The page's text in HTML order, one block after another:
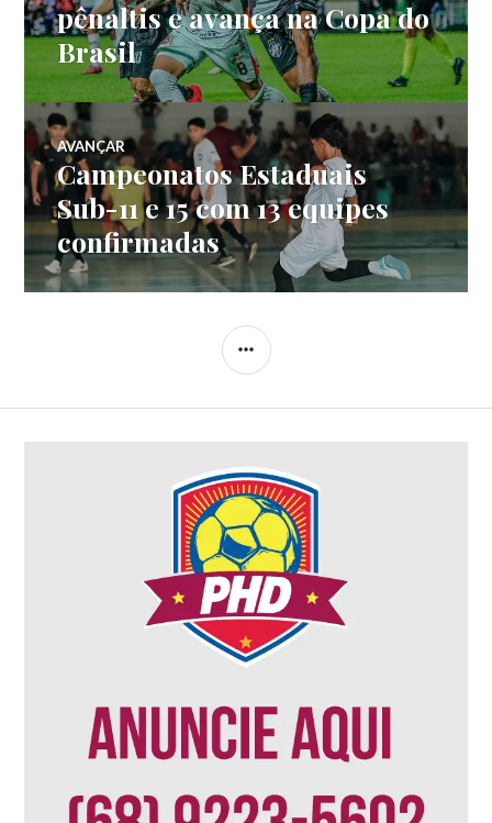
pênaltis e avança na Copa do
Brasil
AVANÇAR
Campeonatos Estaduais
Sub-11 e 15 com 13 equipes
confirmadas